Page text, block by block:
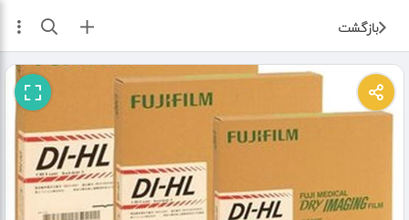
بازگشت ثبت آگهی